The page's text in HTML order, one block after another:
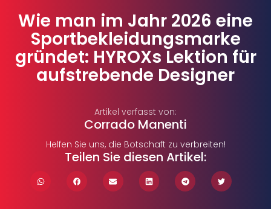
Wie man im Jahr 2026 eine
Sportbekleidungsmarke
gründet: HYROXs Lektion für
aufstrebende Designer
Artikel verfasst von:
Corrado Manenti
Helfen Sie uns, die Botschaft zu verbreiten!
Teilen Sie diesen Artikel: